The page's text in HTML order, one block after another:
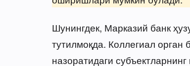
Шунингдек, Марказий банк
тутилмоқда. Коллегиал
назоратидаги